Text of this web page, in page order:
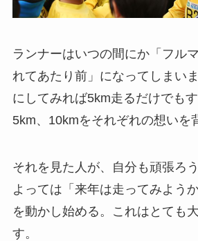
ランナーはいつの間にか「フル
れてあたり前」になってしまい
にしてみれば5km走るだけでもす
5km、10kmをそれぞれの想いを
それを見た人が、自分も頑張ろ
よっては「来年は走ってみよう
を動かし始める。これはとても
す。